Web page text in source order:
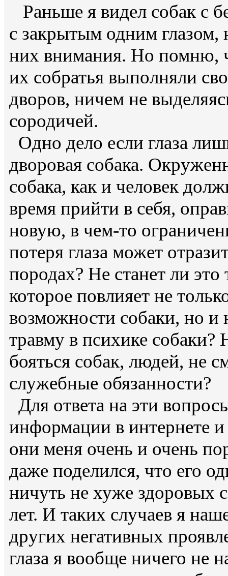
Раньше я видел собак с
с закрытым одним
них внимания. Но помню,
их собратья выполняли
дворов, ничем не
сородичей.
Одно дело если глаза
дворовая собака.
собака, как и человек
время прийти в себя,
новую, в чем-то
потеря глаза может
породах? Не станет ли
которое повлияет не
возможности собаки, но и
травму в психике собаки?
бояться собак, людей, не
служебные обязанности?
Для ответа на эти
информации в интернете
они меня очень и очень
даже поделился, что его
ничуть не хуже здоровых
лет. И таких случаев я
других негативных
глаза я вообще ничего не